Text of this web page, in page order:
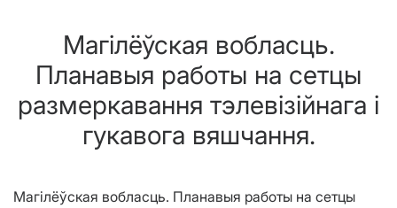
Магілёўская вобласць.
Планавыя работы на сетцы
размеркавання тэлевізійнага і
гукавога вяшчання.
Магілёўская вобласць. Планавыя работы на сетцы